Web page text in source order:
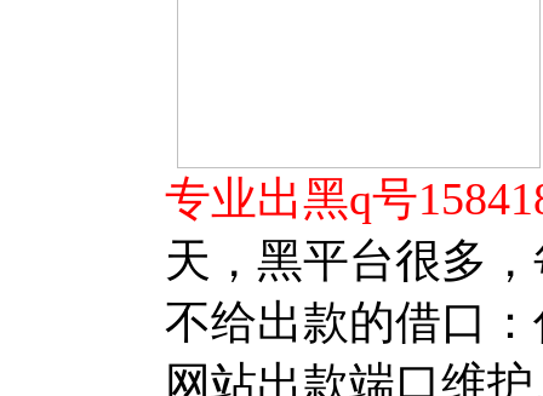
专业出黑q号
天，黑平台很多
不给出款的借口
网站出款端口维